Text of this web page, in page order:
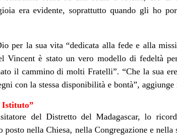
era evidente, soprattutto quando gli ho
per la sua vita “dedicata alla fede e alla
Vincent è stato un vero modello di fedeltà
il cammino di molti Fratelli”. “Che la sua
con la stessa disponibilità e bontà”,
Istituto”
del Distretto del Madagascar, lo
posto nella Chiesa, nella Congregazione e